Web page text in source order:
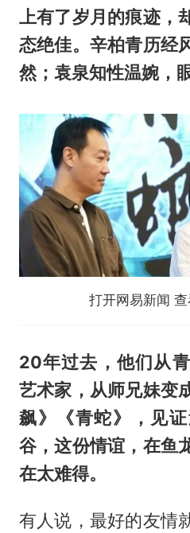
上有了岁月的痕迹，
态绝佳。辛柏青历经
然；袁泉知性温婉，
打开网易新闻
20年过去，他们从
艺术家，从师兄妹变
飙》《青蛇》，见
谷，这份情谊，在鱼
在太难得。
有人说，最好的友情